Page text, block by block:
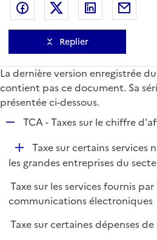
Partager sur Facebook
Partager sur Twitter
Partager
Replier
La dernière version enregistrée
contient pas ce document. Sa
présentée ci-dessous.
p
l
e
r
TCA - Taxes sur le chiffre
D
é
l
i
e
Taxe sur certains services
les grandes entreprises du
Taxe sur les services fournis
communications électroniques
Taxe sur certaines dépenses